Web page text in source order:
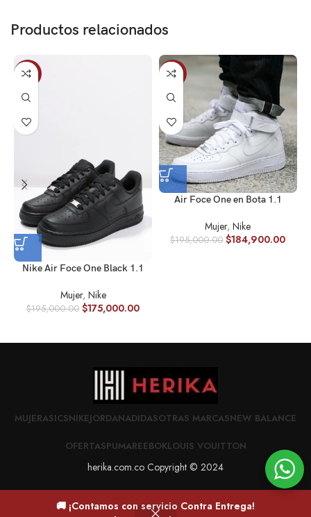
🚚 ¡Contamos con servicio Contra Entrega!
Productos relacionados
-10%
Nike Air Foce One Black 1.1
Mujer, Nike
$195,000.00 $175,000.00
-5%
Air Foce One en Bota 1.1
Mujer,Nike
$195,000.00 $184,900.00
MUJERASICSNIKEJORDANADIDASOTRAS MARCASNEW BALANCE
OFERTASPUMAREEBOKLOUIS VOUITTON
herika.com.co Copyright © 2024